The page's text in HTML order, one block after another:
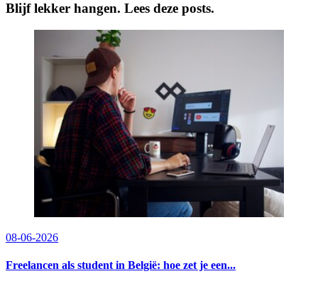
Blijf lekker hangen. Lees deze posts.
08-06-2026
Freelancen als student in België: hoe zet je een...